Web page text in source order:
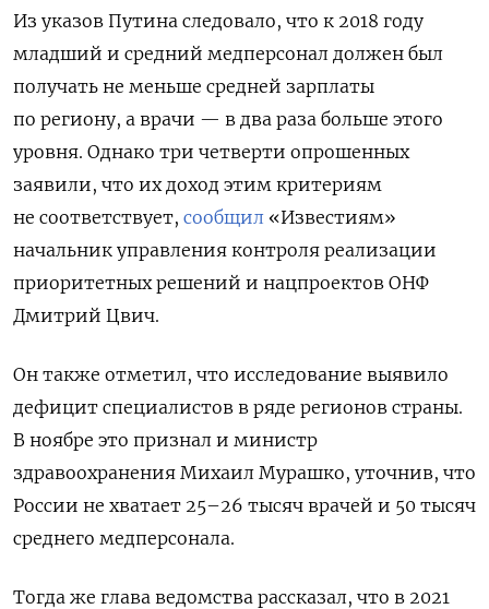
Из указов Путина следовало, что к 2018 году
младший и средний медперсонал должен был
получать не меньше средней зарплаты
по региону, а врачи — в два раза больше этого
уровня. Однако три четверти опрошенных
заявили, что их доход этим критериям
не соответствует, сообщил «Известиям»
начальник управления контроля реализации
приоритетных решений и нацпроектов ОНФ
Дмитрий Цвич.
Он также отметил, что исследование выявило
дефицит специалистов в ряде регионов страны.
В ноябре это признал и министр
здравоохранения Михаил Мурашко, уточнив, что
России не хватает 25–26 тысяч врачей и 50 тысяч
среднего медперсонала.
Тогда же глава ведомства рассказал, что в 2021